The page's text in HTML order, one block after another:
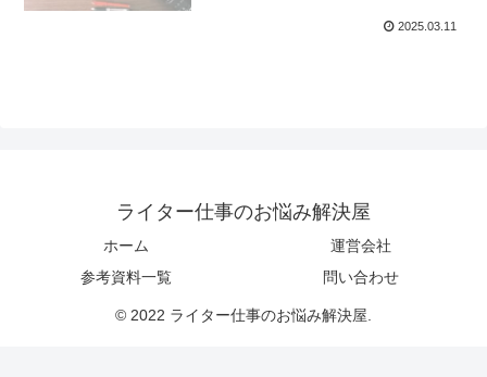
2025.03.11
ライター仕事のお悩み解決屋
ホーム
運営会社
参考資料一覧
問い合わせ
© 2022 ライター仕事のお悩み解決屋.